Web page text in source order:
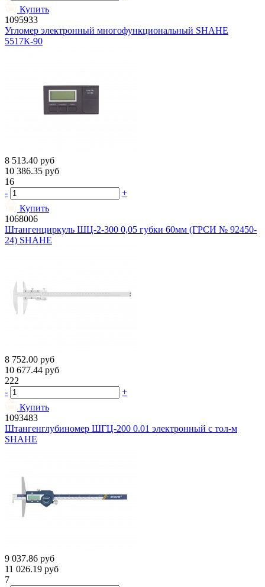
Купить
1095933
Угломер электронный многофункциональный SHAHE
5517К-90
8 513.40 руб
10 386.35 руб
16
-
+
Купить
1068006
Штангенциркуль ШЦ-2-300 0,05 губки 60мм (ГРСИ № 92450-
24) SHAHE
8 752.00 руб
10 677.44 руб
222
-
+
Купить
1093483
Штангенглубиномер ШГЦ-200 0.01 электронный с тол-м
SHAHE
9 037.86 руб
11 026.19 руб
7